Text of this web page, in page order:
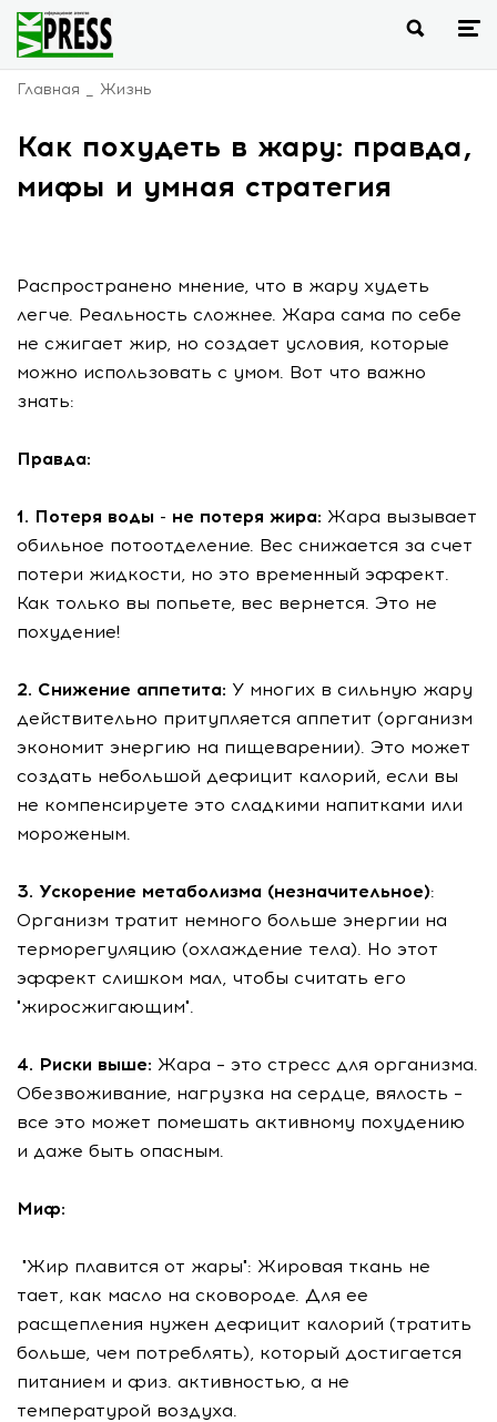
Главная Жизнь
Как похудеть в жару: правда,
мифы и умная стратегия
Распространено мнение, что в жару худеть
легче. Реальность сложнее. Жара сама по себе
не сжигает жир, но создает условия, которые
можно использовать с умом. Вот что важно
знать:
Правда:
1. Потеря воды - не потеря жира: Жара вызывает
обильное потоотделение. Вес снижается за счет
потери жидкости, но это временный эффект.
Как только вы попьете, вес вернется. Это не
похудение!
2. Снижение аппетита: У многих в сильную жару
действительно притупляется аппетит (организм
экономит энергию на пищеварении). Это может
создать небольшой дефицит калорий, если вы
не компенсируете это сладкими напитками или
мороженым.
3. Ускорение метаболизма (незначительное):
Организм тратит немного больше энергии на
терморегуляцию (охлаждение тела). Но этот
эффект слишком мал, чтобы считать его
"жиросжигающим".
4. Риски выше: Жара – это стресс для организма.
Обезвоживание, нагрузка на сердце, вялость –
все это может помешать активному похудению
и даже быть опасным.
Миф:
"Жир плавится от жары": Жировая ткань не
тает, как масло на сковороде. Для ее
расщепления нужен дефицит калорий (тратить
больше, чем потреблять), который достигается
питанием и физ. активностью, а не
температурой воздуха.